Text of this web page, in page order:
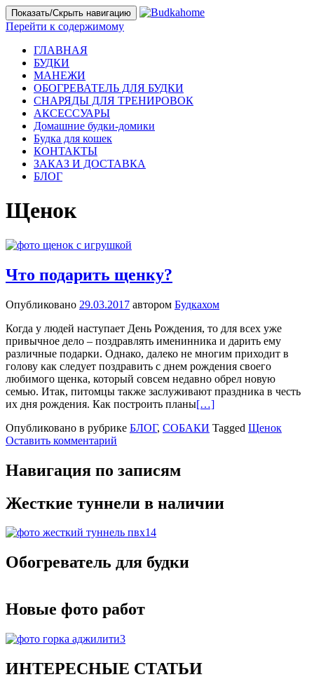
Показать/Скрыть навигацию
Перейти к содержимому
ГЛАВНАЯ
БУДКИ
МАНЕЖИ
ОБОГРЕВАТЕЛЬ ДЛЯ БУДКИ
СНАРЯДЫ ДЛЯ ТРЕНИРОВОК
АКСЕССУАРЫ
Домашние будки-домики
Будка для кошек
КОНТАКТЫ
ЗАКАЗ И ДОСТАВКА
БЛОГ
Щенок
Что подарить щенку?
Опубликовано 29.03.2017 автором Будкахом
Когда у людей наступает День Рождения, то для всех уже
привычное дело – поздравлять именинника и дарить ему
различные подарки. Однако, далеко не многим приходит в
голову как следует поздравить с днем рождения своего
любимого щенка, который совсем недавно обрел новую
семью. Итак, питомцы также заслуживают праздника в честь
их дня рождения. Как построить планы[…]
Опубликовано в рубрике БЛОГ, СОБАКИ Tagged Щенок
Оставить комментарий
Навигация по записям
Жесткие туннели в наличии
Обогреватель для будки
Новые фото работ
ИНТЕРЕСНЫЕ СТАТЬИ